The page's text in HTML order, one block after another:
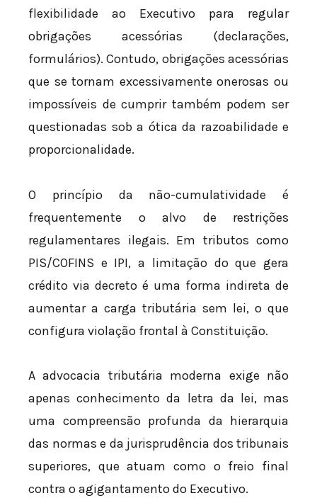
flexibilidade ao Executivo para regular
obrigações acessórias (declarações,
formulários). Contudo, obrigações acessórias
que se tornam excessivamente onerosas ou
impossíveis de cumprir também podem ser
questionadas sob a ótica da razoabilidade e
proporcionalidade.
O princípio da não-cumulatividade é
frequentemente o alvo de restrições
regulamentares ilegais. Em tributos como
PIS/COFINS e IPI, a limitação do que gera
crédito via decreto é uma forma indireta de
aumentar a carga tributária sem lei, o que
configura violação frontal à Constituição.
A advocacia tributária moderna exige não
apenas conhecimento da letra da lei, mas
uma compreensão profunda da hierarquia
das normas e da jurisprudência dos tribunais
superiores, que atuam como o freio final
contra o agigantamento do Executivo.